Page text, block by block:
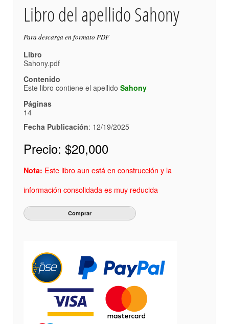
Libro del apellido Sahony
Para descarga en formato PDF
Libro
Sahony.pdf
Contenido
Este libro contiene el apellido Sahony
Páginas
14
Fecha Publicación: 12/19/2025
Precio: $20,000
Nota: Este libro aun está en construcción y la
información consolidada es muy reducida